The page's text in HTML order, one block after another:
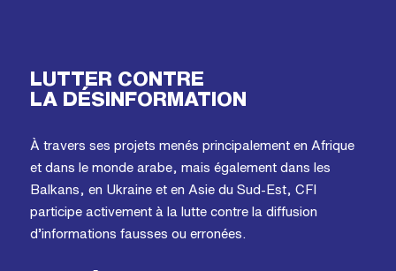
LUTTER CONTRE
LA DÉSINFORMATION
À travers ses projets menés principalement en Afrique
et dans le monde arabe, mais également dans les
Balkans, en Ukraine et en Asie du Sud-Est, CFI
participe activement à la lutte contre la diffusion
d’informations fausses ou erronées.